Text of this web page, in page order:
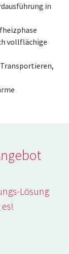
in
vollflächige
Lösung